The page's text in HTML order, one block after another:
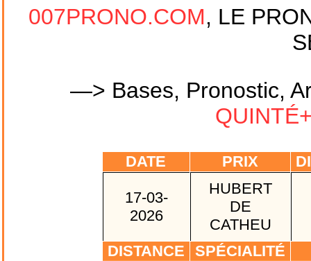
007PRONO.COM, LE
—> Bases, Pronostic,
DATE PRIX
17-03-
2026
HUBERT
DE
CATHEU
DISTANCE
SPÉCIALITÉ